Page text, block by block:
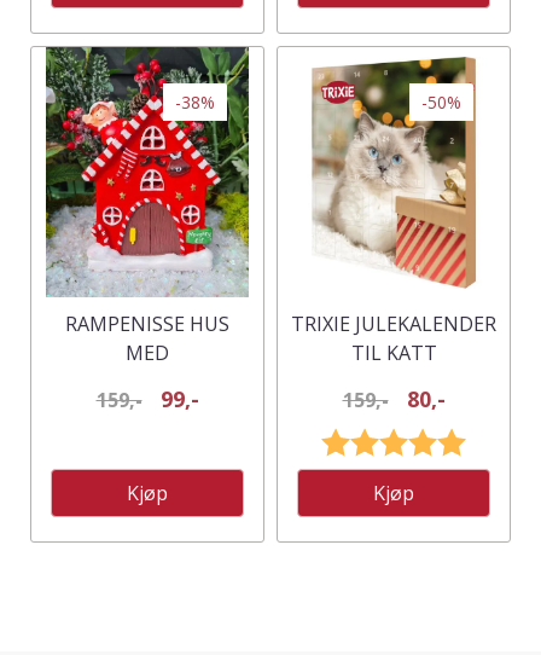
-38%
RAMPENISSE HUS
MED
LEDLYS
159,- 99,-
Kjøp
-50%
TRIXIE JULEKALENDER
TIL KATT
159,-
80,-
Karakter:
Kjøp